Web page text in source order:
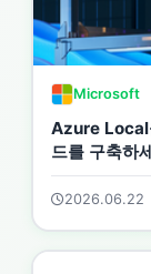
Microsoft
Azure Local
드를 구축하
2026.06.22